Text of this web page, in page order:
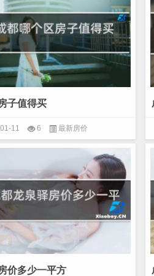
子值得买
01-11 6 最新房价
价多少一平方